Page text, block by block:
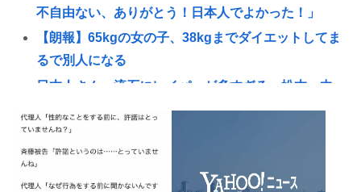
不自由ない、ありがとう！日本人でよかった！」
【朗報】65kgの女の子、38kgまでダイエットしてま
るで別人になる
日本人さん、流石にレイパーが多すぎる…松本・中
居・斉藤・和田・伊藤・佐野・新井・ボビーオロゴ
ンetc…
【韓国の反応】また日本が竹島の領有権を主張して
きたぞ → 「この話題は永遠に終わらないな」「日本